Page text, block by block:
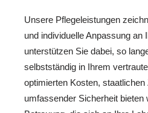
Unsere Pflegeleistungen
und individuelle Anpassung an
unterstützen Sie dabei, so
selbstständig in Ihrem
optimierten Kosten,
umfassender Sicherheit bieten